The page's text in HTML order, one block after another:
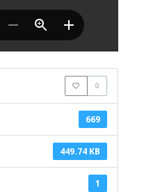
0
669
449.74 KB
1